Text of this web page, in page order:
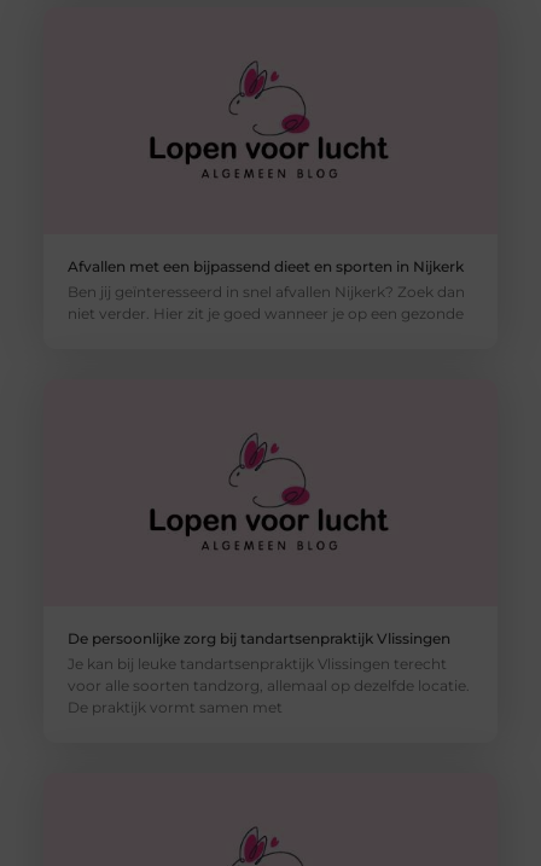
Afvallen met een bijpassend dieet en sporten in Nijkerk
Ben jij geïnteresseerd in snel afvallen Nijkerk? Zoek dan
niet verder. Hier zit je goed wanneer je op een gezonde
De persoonlijke zorg bij tandartsenpraktijk Vlissingen
Je kan bij leuke tandartsenpraktijk Vlissingen terecht
voor alle soorten tandzorg, allemaal op dezelfde locatie.
De praktijk vormt samen met